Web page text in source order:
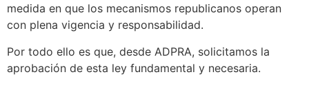
medida en que los mecanismos republicanos operan
con plena vigencia y responsabilidad.
Por todo ello es que, desde ADPRA, solicitamos la
aprobación de esta ley fundamental y necesaria.